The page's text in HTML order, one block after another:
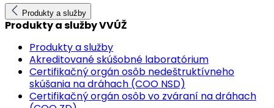
Produkty a služby
Produkty a služby VVÚŽ
Produkty a služby
Akreditované skúšobné laboratórium
Certifikačný orgán osôb nedeštruktívneho
skúšania na dráhach (COO NSD)
Certifikačný orgán osôb vo zváraní na dráhach